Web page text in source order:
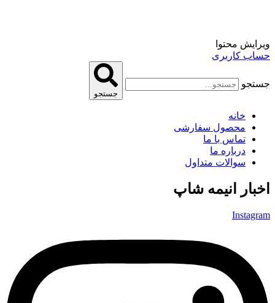
ویرایش محتوا
حساب کاربری
جستجو
جستجو
خانه
محصول سفارشی
تماس با ما
درباره ما
سوالات متداول
اخبار انیمه شاپ
Instagram